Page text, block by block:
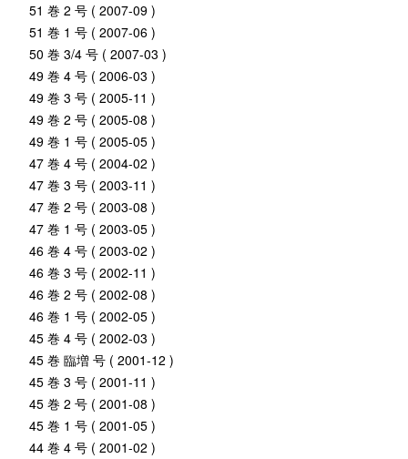
51 巻 2 号 ( 2007-09 )
51 巻 1 号 ( 2007-06 )
50 巻 3/4 号 ( 2007-03 )
49 巻 4 号 ( 2006-03 )
49 巻 3 号 ( 2005-11 )
49 巻 2 号 ( 2005-08 )
49 巻 1 号 ( 2005-05 )
47 巻 4 号 ( 2004-02 )
47 巻 3 号 ( 2003-11 )
47 巻 2 号 ( 2003-08 )
47 巻 1 号 ( 2003-05 )
46 巻 4 号 ( 2003-02 )
46 巻 3 号 ( 2002-11 )
46 巻 2 号 ( 2002-08 )
46 巻 1 号 ( 2002-05 )
45 巻 4 号 ( 2002-03 )
45 巻 臨増 号 ( 2001-12 )
45 巻 3 号 ( 2001-11 )
45 巻 2 号 ( 2001-08 )
45 巻 1 号 ( 2001-05 )
44 巻 4 号 ( 2001-02 )